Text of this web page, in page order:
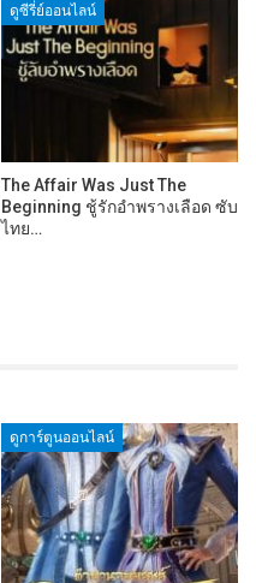
ดูซีรี่ย์ออนไลน์
The Affair Was Just The
Beginning ชู้รักอำพรางเลือด ซับ
ไทย…
ดูการ์ตูนออนไลน์